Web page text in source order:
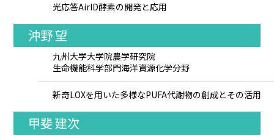
光応答AirID酵素の開発と応用
沖野 望
九州大学大学院農学研究院
生命機能科学部門海洋資源化学分野
新奇LOXを用いた多様なPUFA代謝物の創成とその活用
甲斐 建次